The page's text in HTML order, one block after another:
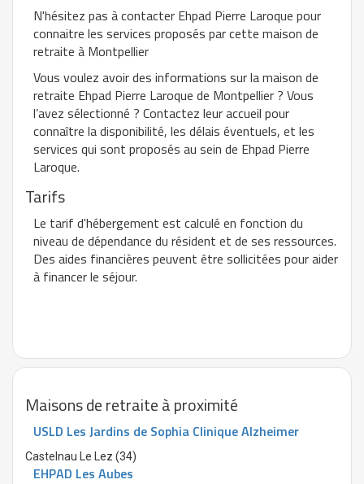
N'hésitez pas à contacter Ehpad Pierre Laroque pour
connaitre les services proposés par cette maison de
retraite à Montpellier
Vous voulez avoir des informations sur la maison de
retraite Ehpad Pierre Laroque de Montpellier ? Vous
l’avez sélectionné ? Contactez leur accueil pour
connaître la disponibilité, les délais éventuels, et les
services qui sont proposés au sein de Ehpad Pierre
Laroque.
Tarifs
Le tarif d'hébergement est calculé en fonction du
niveau de dépendance du résident et de ses ressources.
Des aides financières peuvent être sollicitées pour aider
à financer le séjour.
Maisons de retraite à proximité
USLD Les Jardins de Sophia Clinique Alzheimer
Castelnau Le Lez (34)
EHPAD Les Aubes